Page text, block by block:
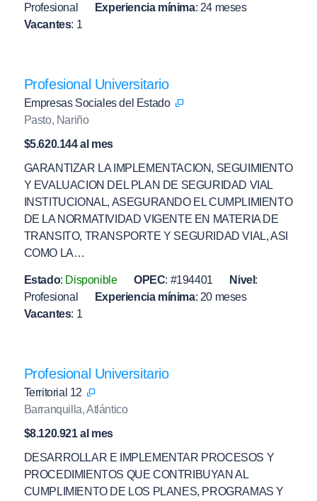
Profesional Experiencia mínima: 24 meses
Vacantes: 1
Profesional Universitario
Empresas Sociales del Estado
Pasto, Nariño
$5.620.144 al mes
GARANTIZAR LA IMPLEMENTACION, SEGUIMIENTO
Y EVALUACION DEL PLAN DE SEGURIDAD VIAL
INSTITUCIONAL, ASEGURANDO EL CUMPLIMIENTO
DE LA NORMATIVIDAD VIGENTE EN MATERIA DE
TRANSITO, TRANSPORTE Y SEGURIDAD VIAL, ASI
COMO LA…
Estado: Disponible OPEC: #194401 Nivel :
Profesional
Experiencia mínima: 20 meses
Vacantes: 1
Profesional Universitario
Territorial 12
Barranquilla, Atlántico
$8.120.921 al mes
DESARROLLAR E IMPLEMENTAR PROCESOS Y
PROCEDIMIENTOS QUE CONTRIBUYAN AL
CUMPLIMIENTO DE LOS PLANES, PROGRAMAS Y